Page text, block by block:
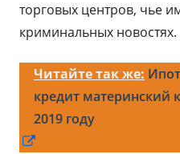
торговых центров, чье
криминальных новостях.
Читайте так же:
кредит материнский
2019 году